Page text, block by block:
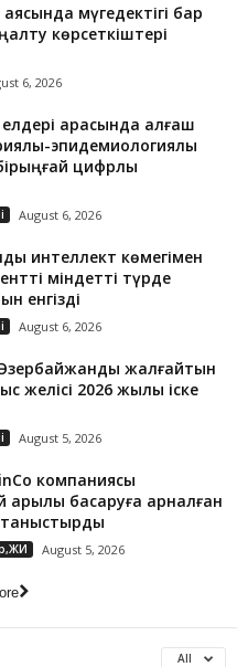
мүгедектігі бар
көрсеткіштері
6, 2026
арасында алғаш
эпидемиологиялық
цифрлық
August 6, 2026
интеллект көмегімен
міндетті түрде
енгізді
August 6, 2026
Әзербайжанды жалғайтын
желісі 2026 жылы іске
August 5, 2026
компаниясы
басқаруға арналған
August 5, 2026
All